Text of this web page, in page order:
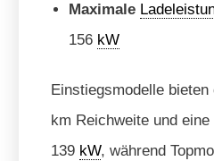
Maximale
156 kW
Einstiegsmodelle
km Reichweite und eine
139 kW, während